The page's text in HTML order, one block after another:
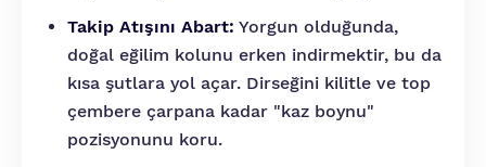
Takip Atışını Abart: Yorgun olduğunda,
doğal eğilim kolunu erken indirmektir, bu da
kısa şutlara yol açar. Dirseğini kilitle ve top
çembere çarpana kadar "kaz boynu"
pozisyonunu koru.